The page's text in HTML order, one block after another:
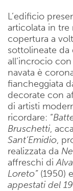
L’edificio
articolata in tre
copertura a
sottolineate
all’incrocio
navata è
fiancheggiata
decorate con
di artisti
ricordare: “
Bruschetti,
Sant’Emidio,
realizzata da
affreschi di
Loreto” (1950)
appestati del